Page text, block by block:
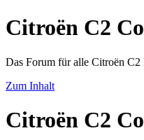
Citroën C2
Das Forum für alle Citroën C2
Zum Inhalt
Citroën C2